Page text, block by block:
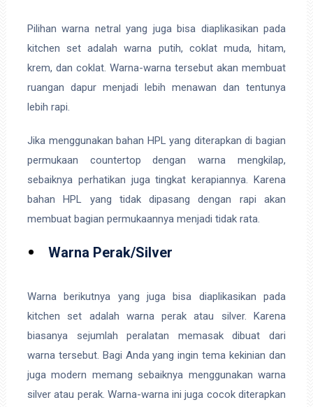
Pilihan warna netral yang juga bisa diaplikasikan pada
kitchen set adalah warna putih, coklat muda, hitam,
krem, dan coklat. Warna-warna tersebut akan membuat
ruangan dapur menjadi lebih menawan dan tentunya
lebih rapi.
Jika menggunakan bahan HPL yang diterapkan di bagian
permukaan countertop dengan warna mengkilap,
sebaiknya perhatikan juga tingkat kerapiannya. Karena
bahan HPL yang tidak dipasang dengan rapi akan
membuat bagian permukaannya menjadi tidak rata.
Warna Perak/Silver
Warna berikutnya yang juga bisa diaplikasikan pada
kitchen set adalah warna perak atau silver. Karena
biasanya sejumlah peralatan memasak dibuat dari
warna tersebut. Bagi Anda yang ingin tema kekinian dan
juga modern memang sebaiknya menggunakan warna
silver atau perak. Warna-warna ini juga cocok diterapkan